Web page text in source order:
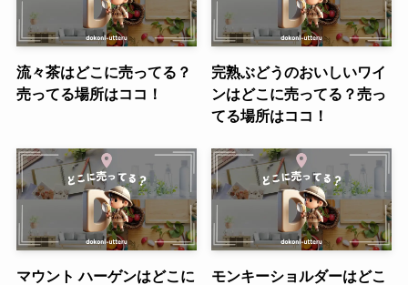
流々茶はどこに売ってる？
売ってる場所はココ！
完熟ぶどうのおいしいワイ
ンはどこに売ってる？売っ
てる場所はココ！
マウント ハーゲンはどこに
モンキーショルダーはどこ